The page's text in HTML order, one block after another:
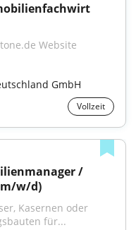
Website
GmbH
Vollzeit
/
w/d)
Kasernen oder
für...